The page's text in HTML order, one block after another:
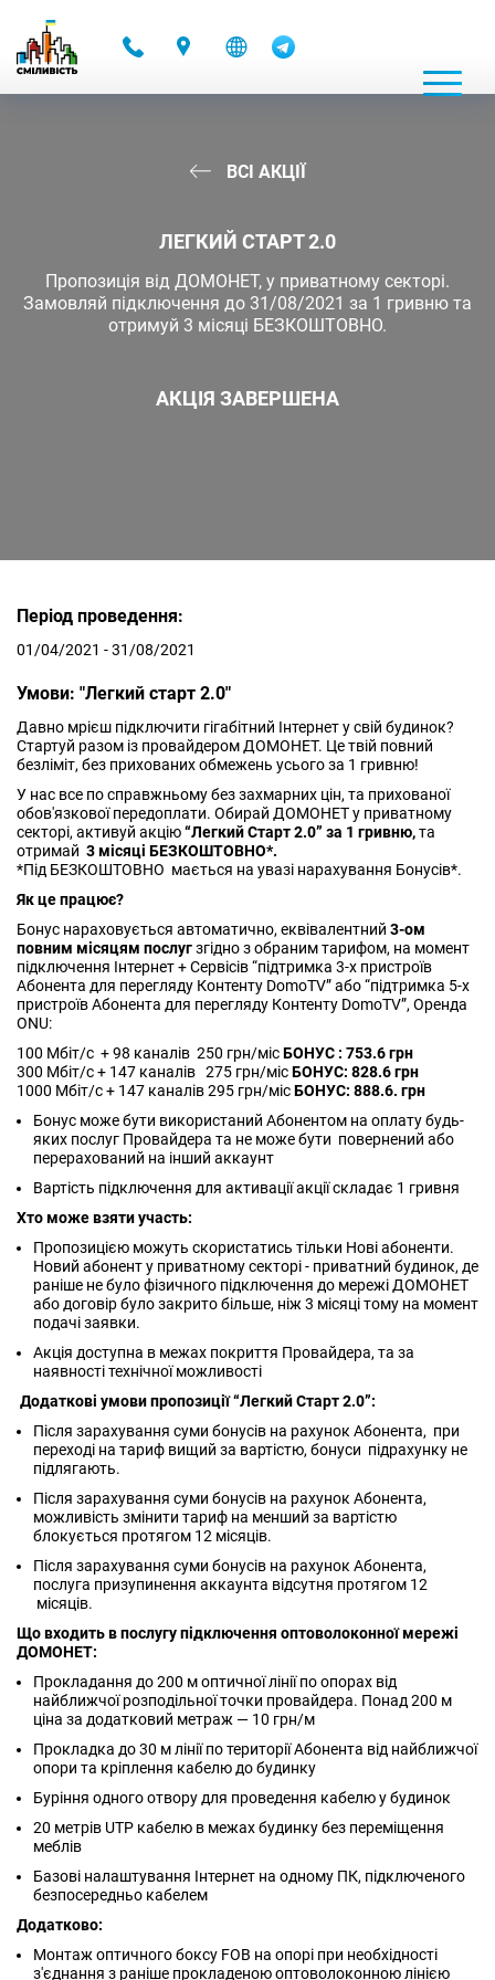
ВСІ АКЦІЇ
ЛЕГКИЙ СТАРТ 2.0
Пропозиція від ДОМОНЕТ, у приватному секторі.
Замовляй підключення до 31/08/2021 за 1 гривню та
отримуй 3 місяці БЕЗКОШТОВНО.
АКЦІЯ ЗАВЕРШЕНА
Період проведення:
01/04/2021 - 31/08/2021
Умови: "Легкий старт 2.0"
Давно мрієш підключити гігабітний Інтернет у свій будинок?
Стартуй разом із провайдером ДОМОНЕТ. Це твій повний
безліміт, без прихованих обмежень усього за 1 гривню!
У нас все по справжньому без захмарних цін, та прихованої
обов'язкової передоплати. Обирай ДОМОНЕТ у приватному
секторі, активуй акцію“Легкий Старт 2.0” за 1 гривню,та
отримай 3 місяці БЕЗКОШТОВНО*.
*Під БЕЗКОШТОВНО мається на увазі нарахування Бонусів*.
Як це працює?
Бонус нараховується автоматично, еквівалентний 3-ом
повним місяцям послугзгідно з обраним тарифом, на момент
підключення Інтернет + Сервісів “підтримка 3-х пристроїв
Абонента для перегляду Контенту DomoTV” або “підтримка 5-х
пристроїв Абонента для перегляду Контенту DomoTV”, Оренда
ONU:
100 Мбіт/с + 98 каналів 250 грн/місБОНУС : 753.6 грн
300 Мбіт/с + 147 каналів 275 грн/місБОНУС: 828.6 грн
1000 Мбіт/с + 147 каналів 295 грн/місБОНУС: 888.6. грн
Бонус може бути використаний Абонентом на оплату будь-
яких послуг Провайдера та не може бути повернений або
перерахований на інший аккаунт
Вартість підключення для активації акції складає 1 гривня
Хто може взяти участь:
Пропозицією можуть скористатись тільки Нові абоненти.
Новий абонент у приватному секторі - приватний будинок, де
раніше не було фізичного підключення до мережі ДОМОНЕТ
або договір було закрито більше, ніж 3 місяці тому на момент
подачі заявки.
Акція доступна в межах покриття Провайдера, та за
наявності технічної можливості
Додаткові умови пропозиції “Легкий Старт 2.0”:
Після зарахування суми бонусів на рахунок Абонента, при
переході на тариф вищий за вартістю, бонуси підрахунку не
підлягають.
Після зарахування суми бонусів на рахунок Абонента,
можливість змінити тариф на менший за вартістю
блокується протягом 12 місяців.
Після зарахування суми бонусів на рахунок Абонента,
послуга призупинення аккаунта відсутня протягом 12
місяців.
Що входить в послугу підключення оптоволоконної мережі
ДОМОНЕТ:
Прокладання до 200 м оптичної лінії по опорах від
найближчої розподільної точки провайдера. Понад 200 м
ціна за додатковий метраж — 10 грн/м
Прокладка до 30 м лінії по території Абонента від найближчої
опори та кріплення кабелю до будинку
Буріння одного отвору для проведення кабелю у будинок
20 метрів UTP кабелю в межах будинку без переміщення
меблів
Базові налаштування Інтернет на одному ПК, підключеного
безпосередньо кабелем
Додатково:
Монтаж оптичного боксу FOB на опорі при необхідності
з'єднання з раніше прокладеною оптоволоконною лінією